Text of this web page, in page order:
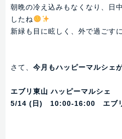
朝晩の冷え込みもなくなり、日
したね
新緑も目に眩しく、外で過ごす
さて、今月もハッピーマルシェ
エブリ東山 ハッピーマルシェ
5/14 (日) 10:00-16:00 エブリ